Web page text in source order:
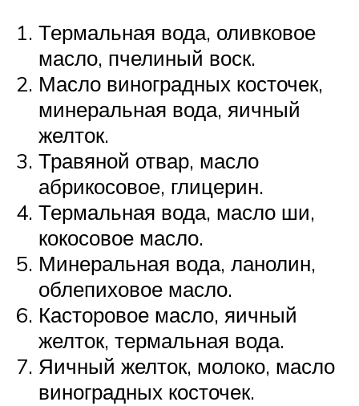
Термальная вода, оливковое
масло, пчелиный воск.
Масло виноградных косточек,
минеральная вода, яичный
желток.
Травяной отвар, масло
абрикосовое, глицерин.
Термальная вода, масло ши,
кокосовое масло.
Минеральная вода, ланолин,
облепиховое масло.
Касторовое масло, яичный
желток, термальная вода.
Яичный желток, молоко, масло
виноградных косточек.